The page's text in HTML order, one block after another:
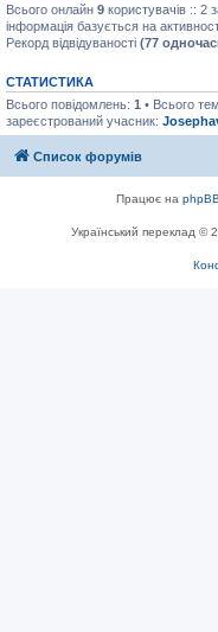
Всього онлайн 9 користувачів :: 2
інформація базується на
Рекорд відвідуваності (77
СТАТИСТИКА
Всього повідомлень: 1 • Всього
зареєстрований учасник:
Список форумів
Працює на phpBB
Український переклад ©